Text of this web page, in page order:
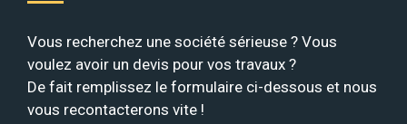
Vous recherchez une société sérieuse ? Vous
voulez avoir un devis pour vos travaux ?
De fait remplissez le formulaire ci-dessous et nous
vous recontacterons vite !